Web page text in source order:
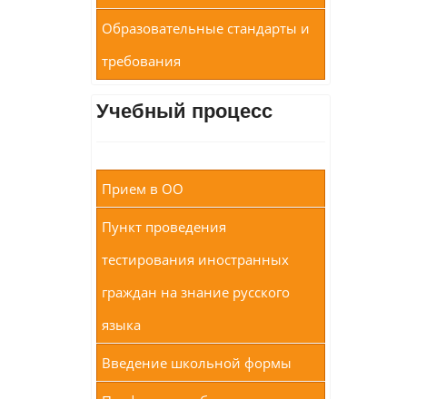
Образовательные стандарты и
требования
Учебный процесс
Прием в ОО
Пункт проведения
тестирования иностранных
граждан на знание русского
языка
Введение школьной формы